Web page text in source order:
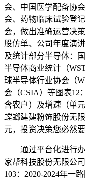
会、中国医学配备协
会、药物临床试验登
会，做出准确运营决
股仿单、公司年度演
及统计部分半导体：
半导体商业统计（
球半导体行业协会（
会（CSIA）等图表12
含农户）及增速（单
螳螂建建粉饰股份无
元，投资决策您必然
通过平台化进行办
家帮科技股份无限公
103：2020-2024年一